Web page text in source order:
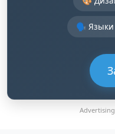
🗣️ Языки